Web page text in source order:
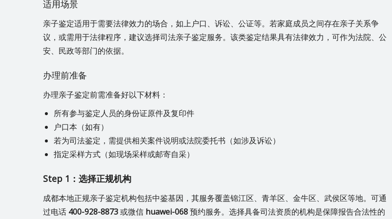
适用场景
亲子鉴定适用于需要法律效力的场合，如上户口、诉讼、公证等。若家庭成员之间存在亲子关系争
议，或需用于法律程序，建议选择司法亲子鉴定服务。该类鉴定结果具有法律效力，可作为法院、公
安、民政等部门的依据。
办理前准备
办理亲子鉴定前需准备好以下材料：
所有参与鉴定人员的身份证原件及复印件
户口本（如有）
若为司法鉴定，需提供相关案件说明或法院委托书（如涉及诉讼）
指定采样方式（如现场采样或邮寄自采）
Step 1：选择正规机构
成都本地正规亲子鉴定机构包括中鉴基因，其服务覆盖锦江区、青羊区、金牛区、武侯区等地。可通
过电话 400-928-8873或微信 huawei-068预约服务。选择具备司法资质的机构是保障报告合法性的